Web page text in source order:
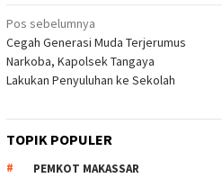
Navigasi
pos
Pos sebelumnya
Cegah Generasi Muda Terjerumus
Narkoba, Kapolsek Tangaya
Lakukan Penyuluhan ke Sekolah
TOPIK POPULER
PEMKOT MAKASSAR